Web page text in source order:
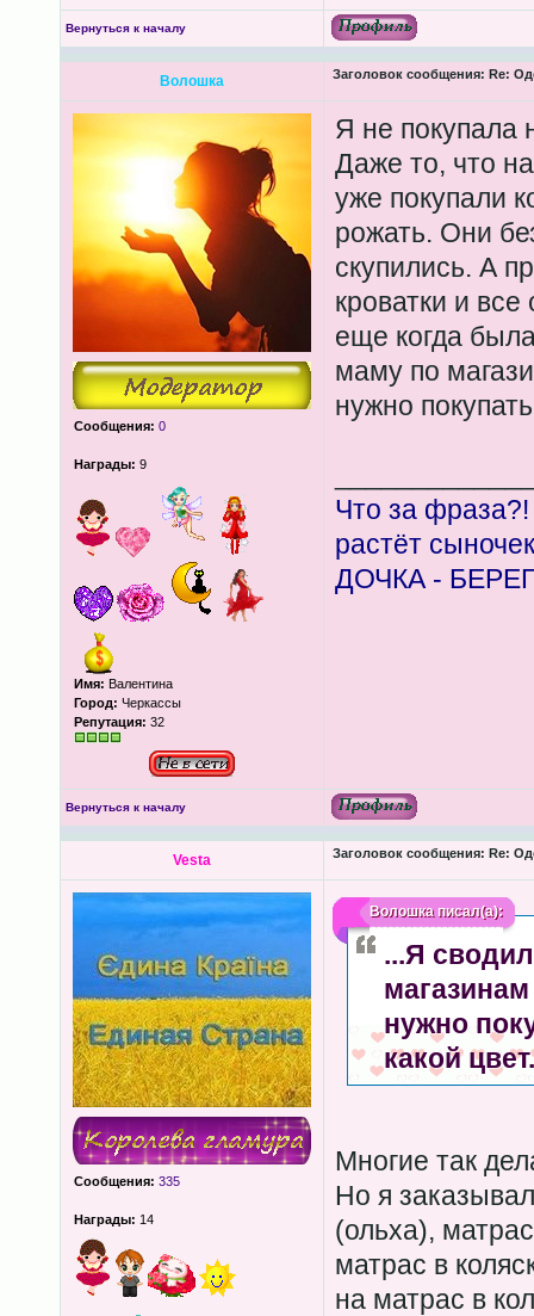
Вернуться к началу
Волошка Заголовок сообщения: Re:
Сообщения: 0
Награды: 9
Имя: Валентина
Город: Черкассы
Репутация: 32
Я не покупала
Даже то, что
уже покупали
рожать. Они
скупились. А
кроватки и
еще когда
маму по
нужно
Что за
растёт
ДОЧКА -
Вернуться к началу
Vesta Заголовок сообщения: Re:
Сообщения: 335
Награды: 14
Волошкаписал(а):
...Я
магазинам
нужно
какой цвет.
Многие так
Но я
(ольха),
матрас в
на матрас в